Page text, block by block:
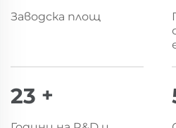
Заводска площ
25 +